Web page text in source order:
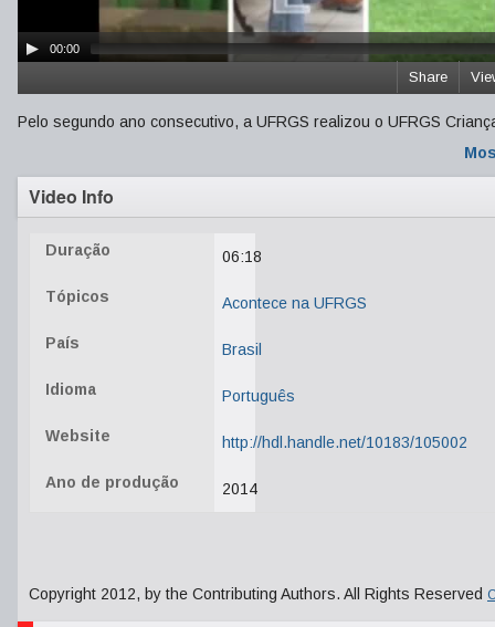
00:00
Share
Pelo segundo ano consecutivo, a UFRGS realizou o UFRGS
Video Info
Duração 06:18
Tópicos Acontece na UFRGS
País Brasil
Idioma Português
Website http://hdl.handle.net/10183/105002
Ano de produção 2014
Copyright 2012, by the Contributing Authors. All Rights Reserved